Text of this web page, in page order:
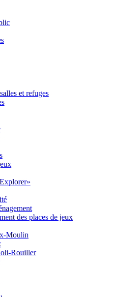
et refuges
des places de jeux
Moulin
Rouiller